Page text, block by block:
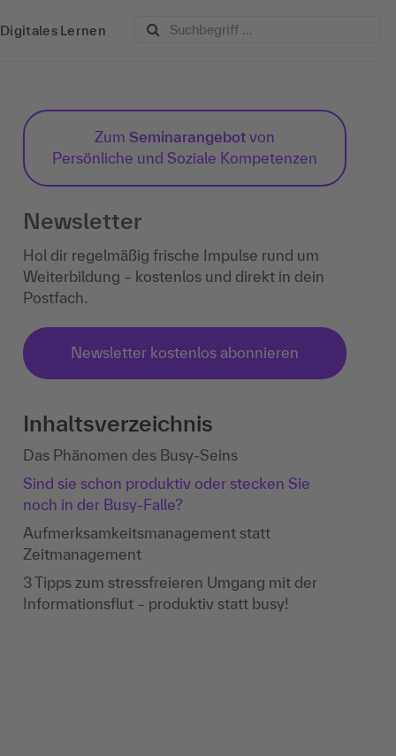
Digitales Lernen
Zum Seminarangebotvon
Persönliche und Soziale Kompetenzen
Newsletter
Hol dir regelmäßig frische Impulse rund um
Weiterbildung – kostenlos und direkt in dein
Postfach.
Newsletter kostenlos abonnieren
Inhaltsverzeichnis
Das Phänomen des Busy-Seins
Sind sie schon produktiv oder stecken Sie
noch in der Busy-Falle?
Aufmerksamkeitsmanagement statt
Zeitmanagement
3 Tipps zum stressfreieren Umgang mit der
Informationsflut – produktiv statt busy!